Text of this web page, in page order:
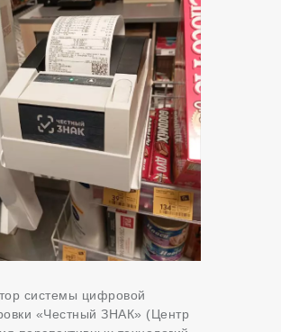
системы цифровой
«Честный ЗНАК» (Центр